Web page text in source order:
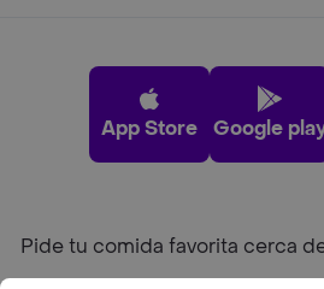
App Store Google
Pide tu comida favorita cerca